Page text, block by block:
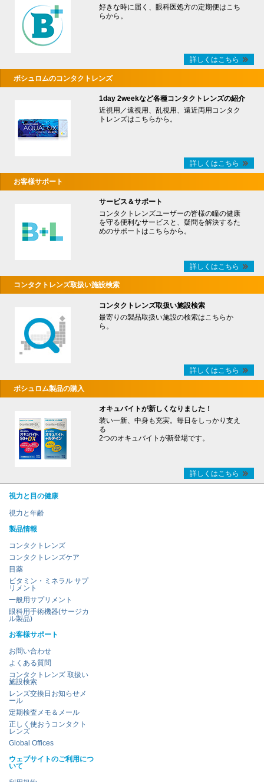
好きな時に届く、眼科医処方の定期便はこち
らから。
詳しくはこちら
ボシュロムのコンタクトレンズ
1day 2weekなど各種コンタクトレンズの紹介
近視用／遠視用、乱視用、遠近両用コンタク
トレンズはこちらから。
詳しくはこちら
お客様サポート
サービス＆サポート
コンタクトレンズユーザーの皆様の瞳の健康
を守る便利なサービスと、疑問を解決するた
めのサポートはこちらから。
詳しくはこちら
コンタクトレンズ取扱い施設検索
コンタクトレンズ取扱い施設検索
最寄りの製品取扱い施設の検索はこちらか
ら。
詳しくはこちら
ボシュロム製品の購入
オキュバイトが新しくなりました！
装い一新、中身も充実。毎日をしっかり支え
る
2つのオキュバイトが新登場です。
詳しくはこちら
視力と目の健康
視力と年齢
製品情報
コンタクトレンズ
コンタクトレンズケア
目薬
ビタミン・ミネラル サプ
リメント
一般用サプリメント
眼科用手術機器(サージカ
ル製品)
お客様サポート
お問い合わせ
よくある質問
コンタクトレンズ 取扱い
施設検索
レンズ交換日お知らせメ
ール
定期検査メモ＆メール
正しく使おうコンタクト
レンズ
Global Offices
ウェブサイトのご利用につ
いて